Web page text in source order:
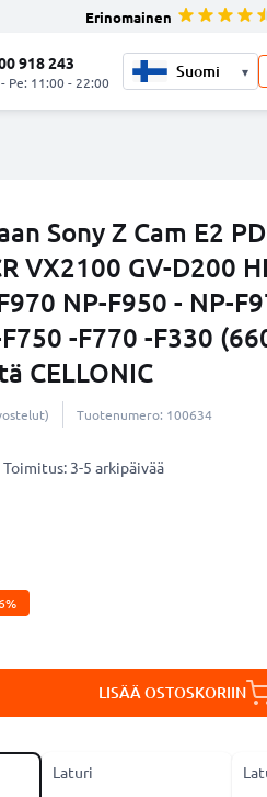
Erinomainen
918 243
Pe: 11:00 - 22:00
▾
Sony Z Cam E2
VX2100 GV-D200
NP-F950 - NP-
-F770 -F330
CELLONIC
Tuotenumero: 100634
Toimitus: 3-5 arkipäivää
LISÄÄ OSTOSKORIIN
Laturi